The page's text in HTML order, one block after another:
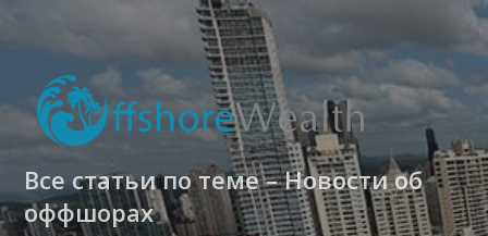
Все статьи по теме – Новости об
оффшорах